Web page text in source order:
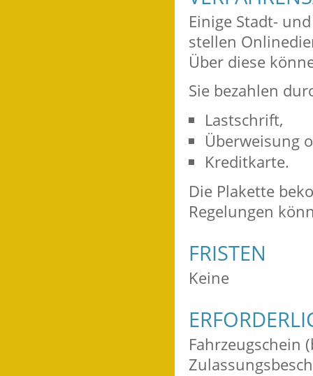
Einige Stadt-
stellen
Über diese
Sie bezahlen
Lastschrift,
Überweisung
Kreditkarte.
Die Plakette
Regelungen
FRISTEN
Keine
Fahrzeugschein